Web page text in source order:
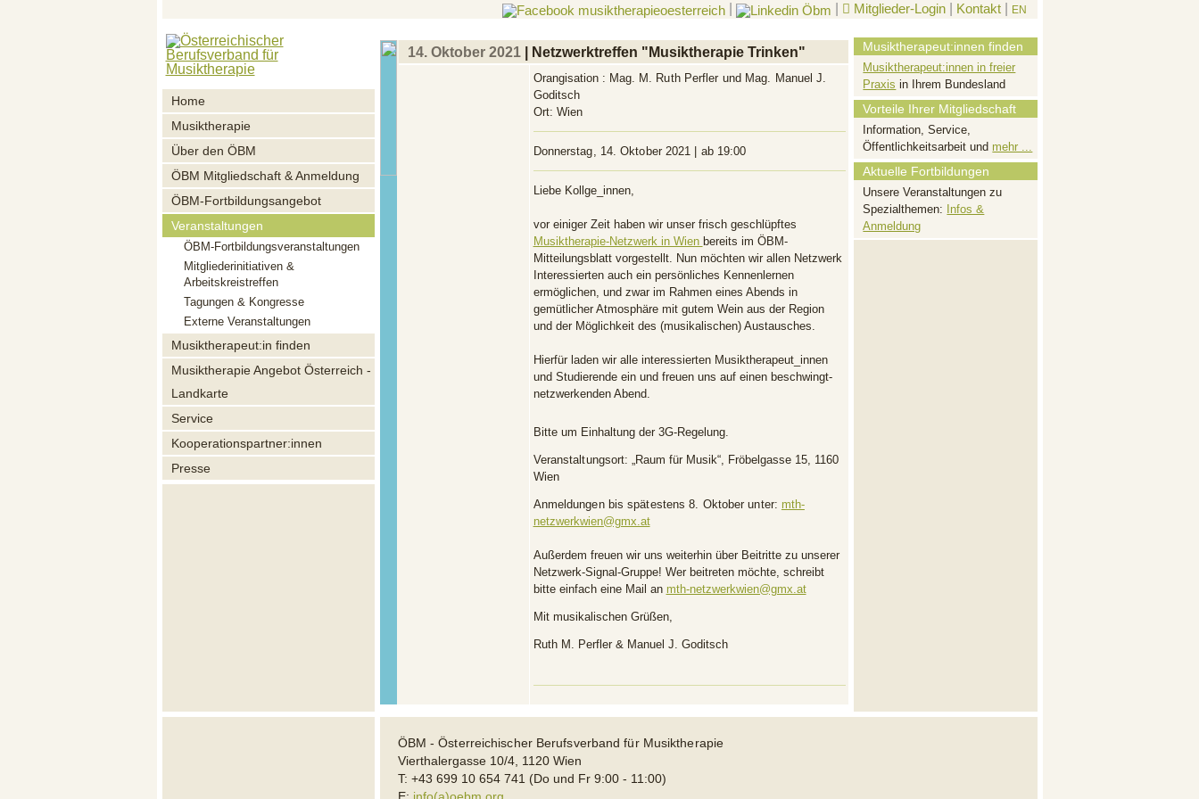
| Mitglieder-Login| Kontakt| EN
Home
Musiktherapie
Über den ÖBM
ÖBM Mitgliedschaft & Anmeldung
ÖBM-Fortbildungsangebot
Veranstaltungen
ÖBM-Fortbildungsveranstaltungen
Mitgliederinitiativen &
Arbeitskreistreffen
Tagungen & Kongresse
Externe Veranstaltungen
Musiktherapeut:in finden
Musiktherapie Angebot Österreich -
Landkarte
Service
Kooperationspartner:innen
Presse
14. Oktober 2021 | Netzwerktreffen "Musiktherapie Trinken"
Orangisation : Mag. M. Ruth Perfler und Mag. Manuel J.
Goditsch
Ort: Wien
Donnerstag, 14. Oktober 2021 | ab 19:00
Liebe Kollge_innen,
vor einiger Zeit haben wir unser frisch geschlüpftes
Musiktherapie-Netzwerk in Wien bereits im ÖBM-
Mitteilungsblatt vorgestellt. Nun möchten wir allen Netzwerk
Interessierten auch ein persönliches Kennenlernen
ermöglichen, und zwar im Rahmen eines Abends in
gemütlicher Atmosphäre mit gutem Wein aus der Region
und der Möglichkeit des (musikalischen) Austausches.
Hierfür laden wir alle interessierten Musiktherapeut_innen
und Studierende ein und freuen uns auf einen beschwingt-
netzwerkenden Abend.
Bitte um Einhaltung der 3G-Regelung.
Veranstaltungsort: „Raum für Musik“, Fröbelgasse 15, 1160
Wien
Anmeldungen bis spätestens 8. Oktober unter: mth-
netzwerkwien@gmx.at
Außerdem freuen wir uns weiterhin über Beitritte zu unserer
Netzwerk-Signal-Gruppe! Wer beitreten möchte, schreibt
bitte einfach eine Mail an mth-netzwerkwien@gmx.at
Mit musikalischen Grüßen,
Ruth M. Perfler & Manuel J. Goditsch
Musiktherapeut:innen finden
Musiktherapeut:innen in freier
Praxis in Ihrem Bundesland
Vorteile Ihrer Mitgliedschaft
Information, Service,
Öffentlichkeitsarbeit und mehr ...
Aktuelle Fortbildungen
Unsere Veranstaltungen zu
Spezialthemen:
Infos &
Anmeldung
ÖBM - Österreichischer Berufsverband für Musiktherapie
Vierthalergasse 10/4, 1120 Wien
T: +43 699 10 654 741 (Do und Fr 9:00 - 11:00)